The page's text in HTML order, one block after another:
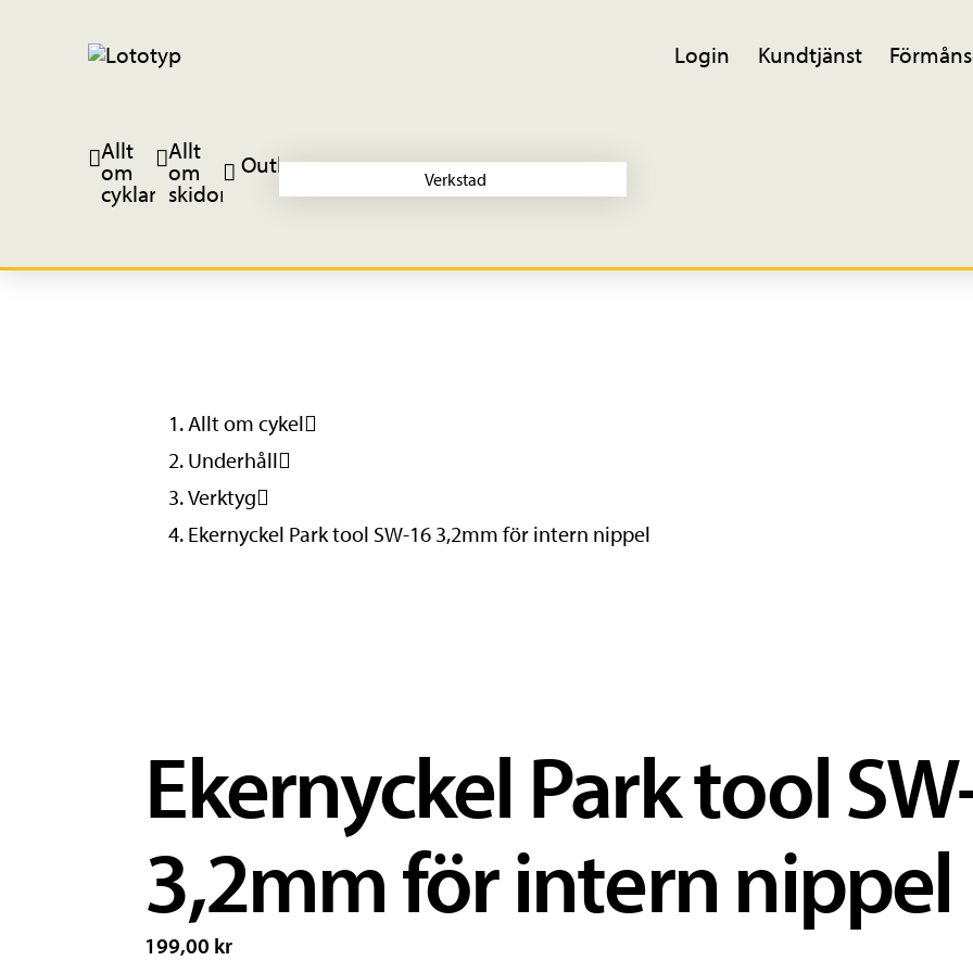
Login Kundtjänst
Allt
om
cyklar
Allt
om
skidor
Outlet
Verkstad
Allt om cykel
Underhåll
Verktyg
Ekernyckel Park tool SW-16 3,2mm för intern nippel
Ekernyckel Park tool
3,2mm för intern nippel
199,00 kr